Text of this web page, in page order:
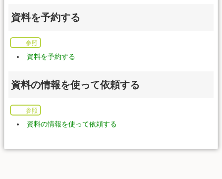
資料を予約する
参照
資料を予約する
資料の情報を使って依頼する
参照
資料の情報を使って依頼する